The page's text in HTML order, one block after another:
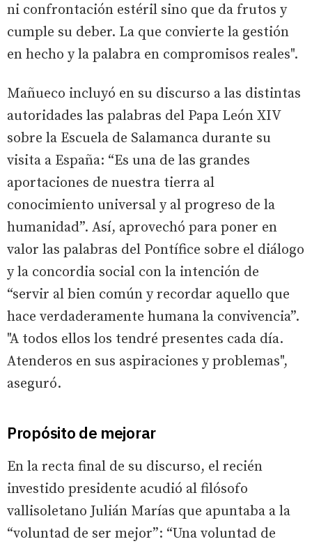
ni confrontación estéril sino que da frutos y
cumple su deber. La que convierte la gestión
en hecho y la palabra en compromisos reales".
Mañueco incluyó en su discurso a las distintas
autoridades las palabras del Papa León XIV
sobre la Escuela de Salamanca durante su
visita a España: “Es una de las grandes
aportaciones de nuestra tierra al
conocimiento universal y al progreso de la
humanidad”. Así, aprovechó para poner en
valor las palabras del Pontífice sobre el diálogo
y la concordia social con la intención de
“servir al bien común y recordar aquello que
hace verdaderamente humana la convivencia”.
"A todos ellos los tendré presentes cada día.
Atenderos en sus aspiraciones y problemas",
aseguró.
Propósito de mejorar
En la recta final de su discurso, el recién
investido presidente acudió al filósofo
vallisoletano Julián Marías que apuntaba a la
“voluntad de ser mejor”: “Una voluntad de